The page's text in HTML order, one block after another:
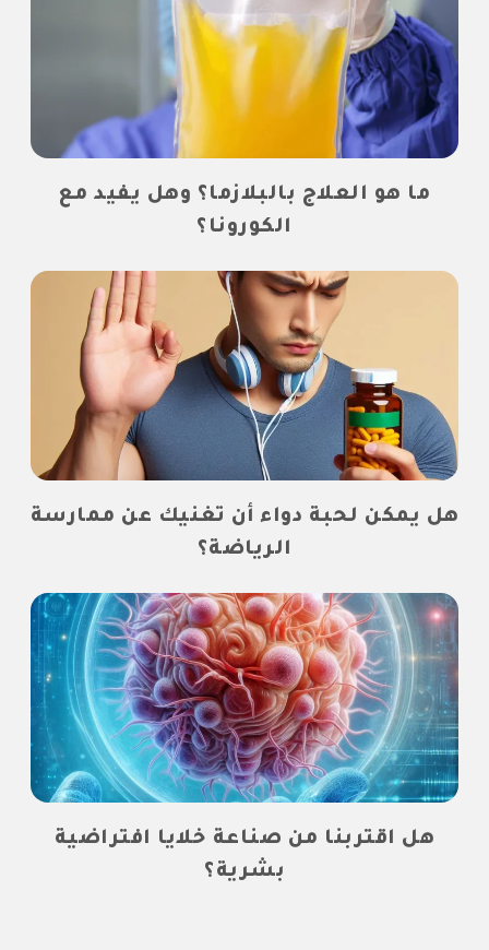
ما هو العلاج بالبلازما؟ وهل يفيد مع
الكورونا؟
هل يمكن لحبة دواء أن تغنيك عن ممارسة
الرياضة؟
هل اقتربنا من صناعة خلايا افتراضية
بشرية؟